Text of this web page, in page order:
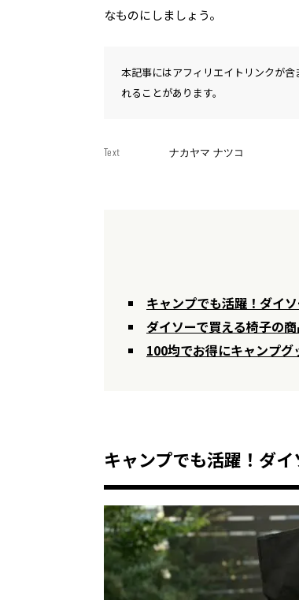
なものにしましょう。
本記事にはアフィリエイトリンクが
れることがあります。
Text ナカヤマ ナツコ
キャンプでも活躍！ダイ
ダイソーで買える椅子の
100均でお得にキャンプグ
キャンプでも活躍！ダ